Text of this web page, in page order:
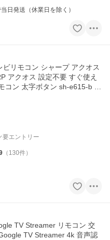
日発送（休業日を除く）
ビリモコン シャープ アクオス
アクオス 設定不要 すぐ使え
コン 太字ボタン sh-e615-b 爆
要エントリー
（ 130件）
TV Streamer リモコン 交
TV Streamer 4k 音声認